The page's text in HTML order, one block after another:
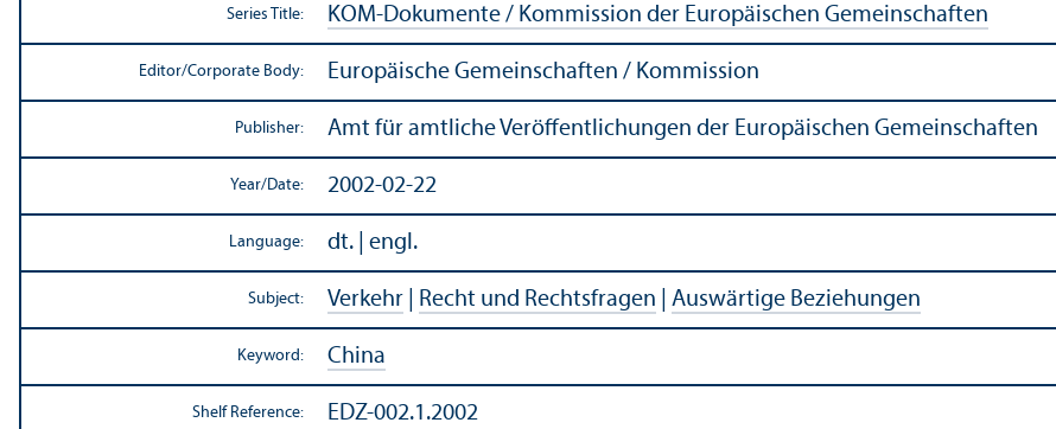
Series Title: KOM-Dokumente / Kommission der Europäischen Gemeinschaften
Editor/Corporate Body: Europäische Gemeinschaften / Kommission
Publisher: Amt für amtliche Veröffentlichungen der Europäischen Gemeinschaften
Year/Date: 2002-02-22
Language: dt. | engl.
Subject: Verkehr Recht und Rechtsfragen Auswärtige Beziehungen
Keyword: China
Shelf Reference: EDZ-002.1.2002